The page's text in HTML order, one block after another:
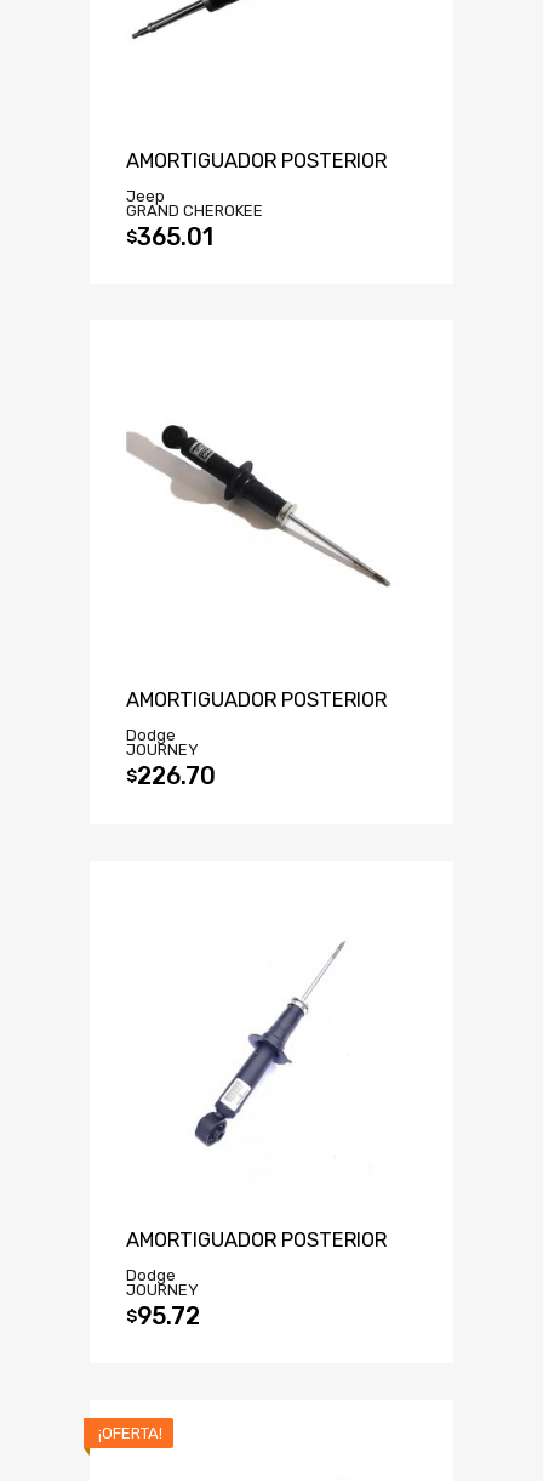
AMORTIGUADOR POSTERIOR
Jeep
GRAND CHEROKEE
$365.01
AMORTIGUADOR POSTERIOR
Dodge
JOURNEY
$226.70
AMORTIGUADOR POSTERIOR
Dodge
JOURNEY
$95.72
¡OFERTA!